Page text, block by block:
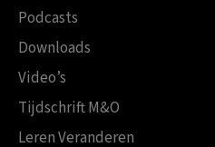
Podcasts
Downloads
Video’s
Tijdschrift M&O
Leren Veranderen